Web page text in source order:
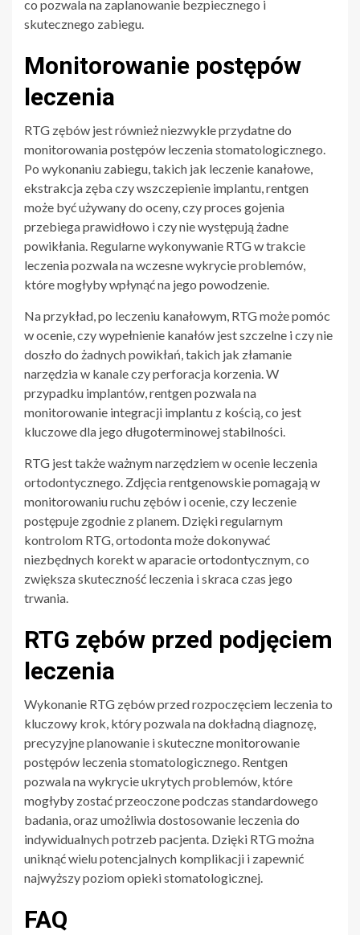
co pozwala na zaplanowanie bezpiecznego i
skutecznego zabiegu.
Monitorowanie postępów
leczenia
RTG zębów jest również niezwykle przydatne do
monitorowania postępów leczenia stomatologicznego.
Po wykonaniu zabiegu, takich jak leczenie kanałowe,
ekstrakcja zęba czy wszczepienie implantu, rentgen
może być używany do oceny, czy proces gojenia
przebiega prawidłowo i czy nie występują żadne
powikłania. Regularne wykonywanie RTG w trakcie
leczenia pozwala na wczesne wykrycie problemów,
które mogłyby wpłynąć na jego powodzenie.
Na przykład, po leczeniu kanałowym, RTG może pomóc
w ocenie, czy wypełnienie kanałów jest szczelne i czy nie
doszło do żadnych powikłań, takich jak złamanie
narzędzia w kanale czy perforacja korzenia. W
przypadku implantów, rentgen pozwala na
monitorowanie integracji implantu z kością, co jest
kluczowe dla jego długoterminowej stabilności.
RTG jest także ważnym narzędziem w ocenie leczenia
ortodontycznego. Zdjęcia rentgenowskie pomagają w
monitorowaniu ruchu zębów i ocenie, czy leczenie
postępuje zgodnie z planem. Dzięki regularnym
kontrolom RTG, ortodonta może dokonywać
niezbędnych korekt w aparacie ortodontycznym, co
zwiększa skuteczność leczenia i skraca czas jego
trwania.
RTG zębów przed podjęciem
leczenia
Wykonanie RTG zębów przed rozpoczęciem leczenia to
kluczowy krok, który pozwala na dokładną diagnozę,
precyzyjne planowanie i skuteczne monitorowanie
postępów leczenia stomatologicznego. Rentgen
pozwala na wykrycie ukrytych problemów, które
mogłyby zostać przeoczone podczas standardowego
badania, oraz umożliwia dostosowanie leczenia do
indywidualnych potrzeb pacjenta. Dzięki RTG można
uniknąć wielu potencjalnych komplikacji i zapewnić
najwyższy poziom opieki stomatologicznej.
FAQ